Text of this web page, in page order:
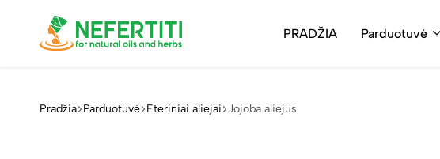
&
PRADŽIA Parduotuvė
Pradžia Parduotuvė Eteriniai aliejai Jojoba aliejus